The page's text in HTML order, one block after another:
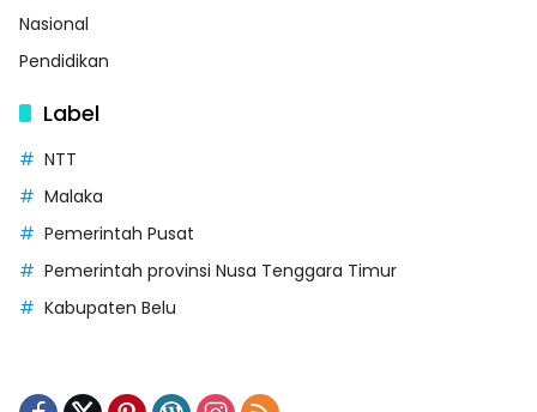
Nasional
Pendidikan
Label
NTT
Malaka
Pemerintah Pusat
Pemerintah provinsi Nusa Tenggara Timur
Kabupaten Belu